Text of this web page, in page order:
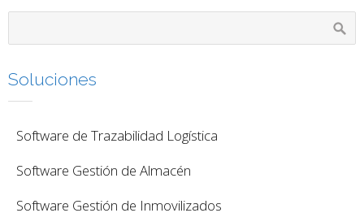
Soluciones
Software de Trazabilidad Logística
Software Gestión de Almacén
Software Gestión de Inmovilizados